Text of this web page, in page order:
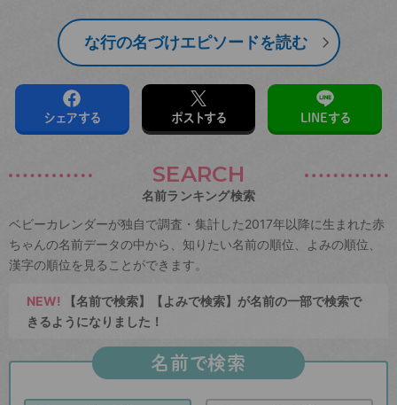
な行の名づけエピソードを読む
シェアする ポストする LINEする
SEARCH
名前ランキング検索
ベビーカレンダーが独自で調査・集計した2017年以降に生まれた赤
ちゃんの名前データの中から、知りたい名前の順位、よみの順位、
漢字の順位を見ることができます。
NEW! 【名前で検索】【よみで検索】が名前の一部で検索で
きるようになりました！
名前で検索